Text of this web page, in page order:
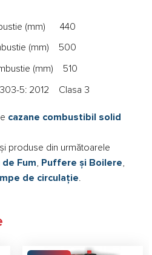
(mm) 440
(mm) 500
(mm) 510
5: 2012 Clasa 3
cazane combustibil solid
produse din următoarele
Fum, Puffere și Boilere,
de circulație.